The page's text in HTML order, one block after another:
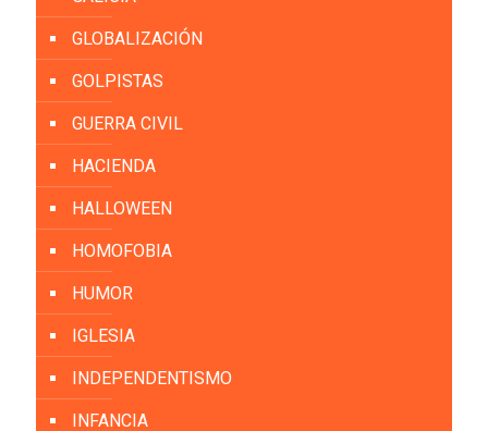
GLOBALIZACIÓN
GOLPISTAS
GUERRA CIVIL
HACIENDA
HALLOWEEN
HOMOFOBIA
HUMOR
IGLESIA
INDEPENDENTISMO
INFANCIA